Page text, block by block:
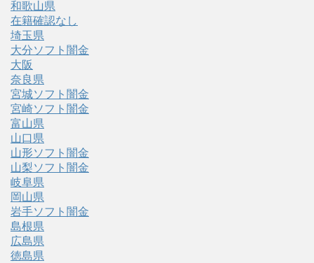
和歌山県
在籍確認なし
埼玉県
大分ソフト闇金
大阪
奈良県
宮城ソフト闇金
宮崎ソフト闇金
富山県
山口県
山形ソフト闇金
山梨ソフト闇金
岐阜県
岡山県
岩手ソフト闇金
島根県
広島県
徳島県